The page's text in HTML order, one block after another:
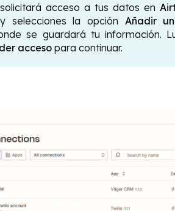
acceso a tus datos en
selecciones la opción Añadir
se guardará tu información.
accesopara continuar.